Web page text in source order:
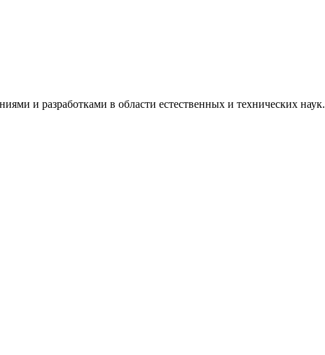
и разработками в области естественных и технических наук.